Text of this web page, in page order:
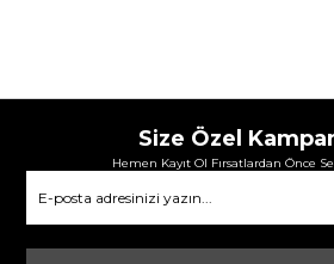
Size Özel
Hemen Kayıt Ol Fırsatlardan Önce